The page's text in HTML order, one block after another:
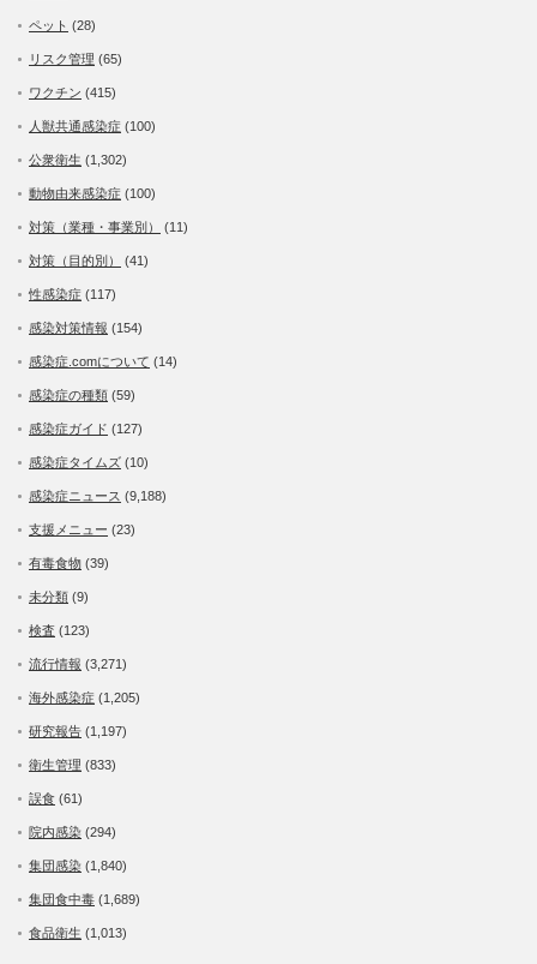
ペット (28)
リスク管理 (65)
ワクチン (415)
人獣共通感染症 (100)
公衆衛生 (1,302)
動物由来感染症 (100)
対策（業種・事業別） (11)
対策（目的別） (41)
性感染症 (117)
感染対策情報 (154)
感染症.comについて (14)
感染症の種類 (59)
感染症ガイド (127)
感染症タイムズ (10)
感染症ニュース (9,188)
支援メニュー (23)
有毒食物 (39)
未分類 (9)
検査 (123)
流行情報 (3,271)
海外感染症 (1,205)
研究報告 (1,197)
衛生管理 (833)
誤食 (61)
院内感染 (294)
集団感染 (1,840)
集団食中毒 (1,689)
食品衛生 (1,013)